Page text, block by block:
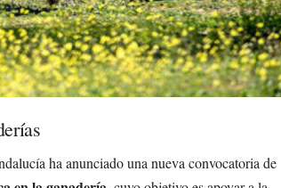
ha anunciado una nueva convocatoria de